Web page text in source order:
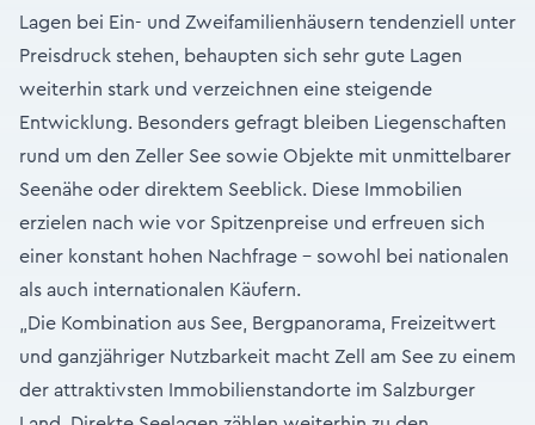
Lagen bei Ein- und Zweifamilienhäusern tendenziell unter
Preisdruck stehen, behaupten sich sehr gute Lagen
weiterhin stark und verzeichnen eine steigende
Entwicklung. Besonders gefragt bleiben Liegenschaften
rund um den Zeller See sowie Objekte mit unmittelbarer
Seenähe oder direktem Seeblick. Diese Immobilien
erzielen nach wie vor Spitzenpreise und erfreuen sich
einer konstant hohen Nachfrage – sowohl bei nationalen
als auch internationalen Käufern.
„Die Kombination aus See, Bergpanorama, Freizeitwert
und ganzjähriger Nutzbarkeit macht Zell am See zu einem
der attraktivsten Immobilienstandorte im Salzburger